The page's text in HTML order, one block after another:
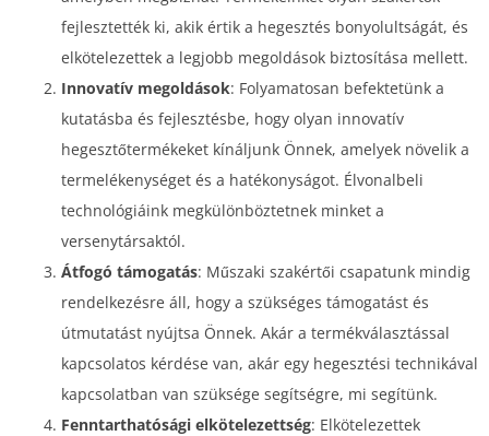
fejlesztették ki, akik értik a hegesztés bonyolultságát, és
elkötelezettek a legjobb megoldások biztosítása mellett.
Innovatív megoldások: Folyamatosan befektetünk a
kutatásba és fejlesztésbe, hogy olyan innovatív
hegesztőtermékeket kínáljunk Önnek, amelyek növelik a
termelékenységet és a hatékonyságot. Élvonalbeli
technológiáink megkülönböztetnek minket a
versenytársaktól.
Átfogó támogatás: Műszaki szakértői csapatunk mindig
rendelkezésre áll, hogy a szükséges támogatást és
útmutatást nyújtsa Önnek. Akár a termékválasztással
kapcsolatos kérdése van, akár egy hegesztési technikával
kapcsolatban van szüksége segítségre, mi segítünk.
Fenntarthatósági elkötelezettség: Elkötelezettek